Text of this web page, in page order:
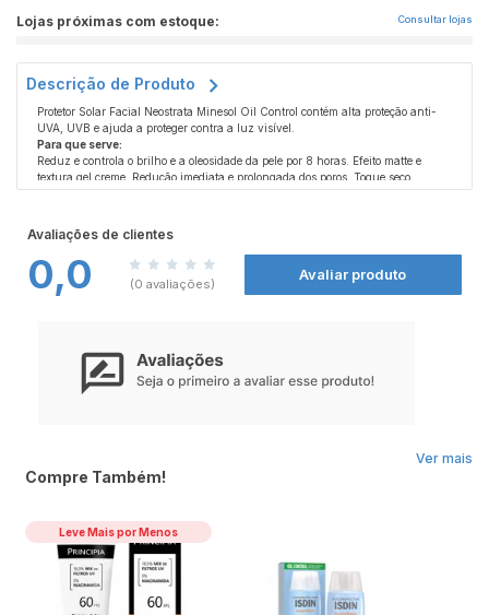
Lojas próximas com estoque: Consultar lojas
Descrição de Produto
Protetor Solar Facial Neostrata Minesol Oil Control contém alta proteção anti-
UVA, UVB e ajuda a proteger contra a luz visível.
Para que serve:
Reduz e controla o brilho e a oleosidade da pele por 8 horas. Efeito matte e
textura gel creme. Redução imediata e prolongada dos poros. Toque seco.
Ean: 7891010248703
Avaliações de clientes
0,0 (0 avaliações)
Avaliar produto
Ver mais
Compre Também!
Leve Mais por Menos